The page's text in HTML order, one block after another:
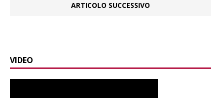
ARTICOLO SUCCESSIVO
VIDEO